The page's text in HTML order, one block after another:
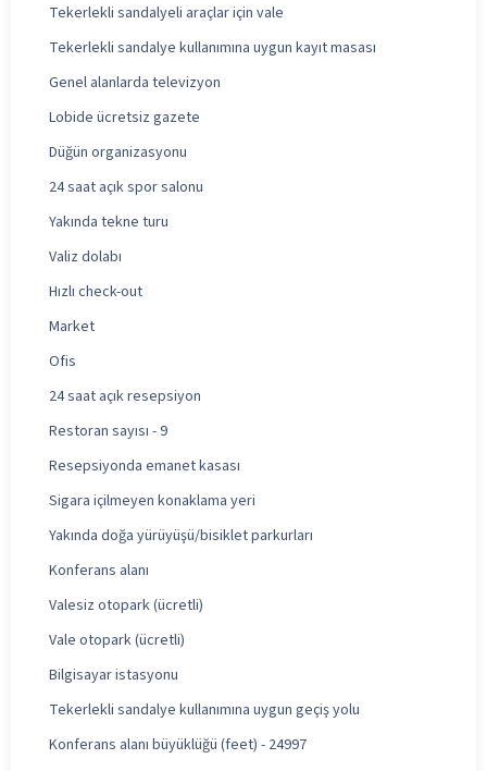
Tekerlekli sandalyeli araçlar için vale
Tekerlekli sandalye kullanımına uygun kayıt masası
Genel alanlarda televizyon
Lobide ücretsiz gazete
Düğün organizasyonu
24 saat açık spor salonu
Yakında tekne turu
Valiz dolabı
Hızlı check-out
Market
Ofis
24 saat açık resepsiyon
Restoran sayısı - 9
Resepsiyonda emanet kasası
Sigara içilmeyen konaklama yeri
Yakında doğa yürüyüşü/bisiklet parkurları
Konferans alanı
Valesiz otopark (ücretli)
Vale otopark (ücretli)
Bilgisayar istasyonu
Tekerlekli sandalye kullanımına uygun geçiş yolu
Konferans alanı büyüklüğü (feet) - 24997